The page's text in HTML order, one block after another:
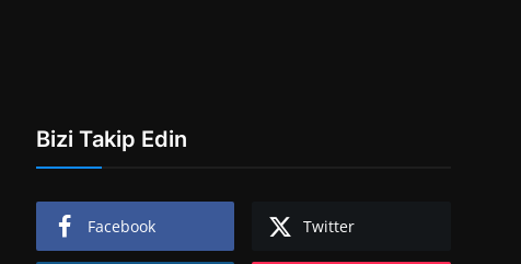
Bizi Takip Edin
Facebook Twitter